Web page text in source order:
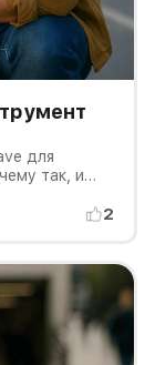
для
так, и
2